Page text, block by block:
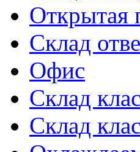
Открытая
Склад
Офис
Склад
Склад